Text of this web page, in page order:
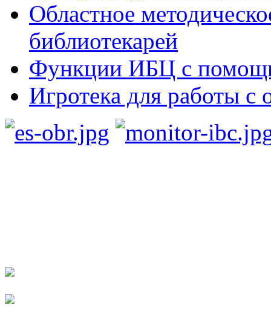
Областное
библиотекарей
Функции ИБЦ с
Игротека для работы